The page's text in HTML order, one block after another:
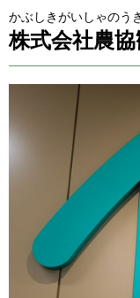
求人情報 を選ぶ
移住支援金
キーワード
かぶしきがいしゃのう
株式会社農